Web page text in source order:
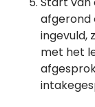
afgerond
ingevuld,
met het